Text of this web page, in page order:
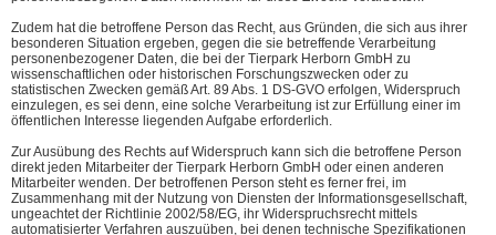
Zudem hat die betroffene Person das Recht, aus Gründen, die sich aus ihrer
besonderen Situation ergeben, gegen die sie betreffende Verarbeitung
personenbezogener Daten, die bei der Tierpark Herborn GmbH zu
wissenschaftlichen oder historischen Forschungszwecken oder zu
statistischen Zwecken gemäß Art. 89 Abs. 1 DS-GVO erfolgen, Widerspruch
einzulegen, es sei denn, eine solche Verarbeitung ist zur Erfüllung einer im
öffentlichen Interesse liegenden Aufgabe erforderlich.
Zur Ausübung des Rechts auf Widerspruch kann sich die betroffene Person
direkt jeden Mitarbeiter der Tierpark Herborn GmbH oder einen anderen
Mitarbeiter wenden. Der betroffenen Person steht es ferner frei, im
Zusammenhang mit der Nutzung von Diensten der Informationsgesellschaft,
ungeachtet der Richtlinie 2002/58/EG, ihr Widerspruchsrecht mittels
automatisierter Verfahren auszuüben, bei denen technische Spezifikationen